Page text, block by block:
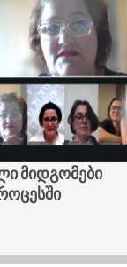
დაიწყო